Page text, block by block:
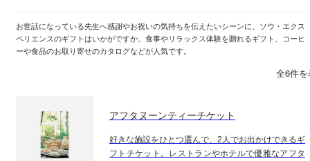
お世話になっている先生へ感謝やお祝いの気持ちを伝えたいシーンに、ソウ・エクス
ペリエンスのギフトはいかがですか。食事やリラックス体験を贈れるギフト、コーヒ
ーや食品のお取り寄せのカタログなどが人気です。
全6件
アフタヌーンティーチケット
好きな施設をひとつ選んで、2人でお出かけできるギ
フトチケット。レストランやホテルで優雅なアフタ